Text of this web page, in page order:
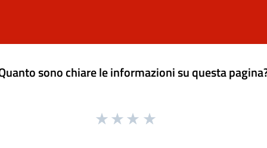
sono chiare le informazioni su questa